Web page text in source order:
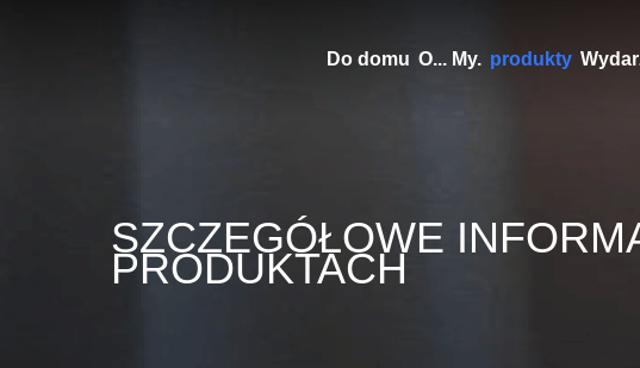
Do domu O... My. produkty
SZCZEGÓŁOWE
PRODUKTACH